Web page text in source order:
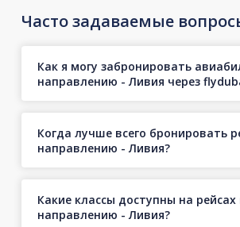
Часто задаваемые
Как я могу забронировать
направлению - Ливия через
Когда лучше всего бронировать
направлению - Ливия?
Какие классы доступны на рейсах
направлению - Ливия?